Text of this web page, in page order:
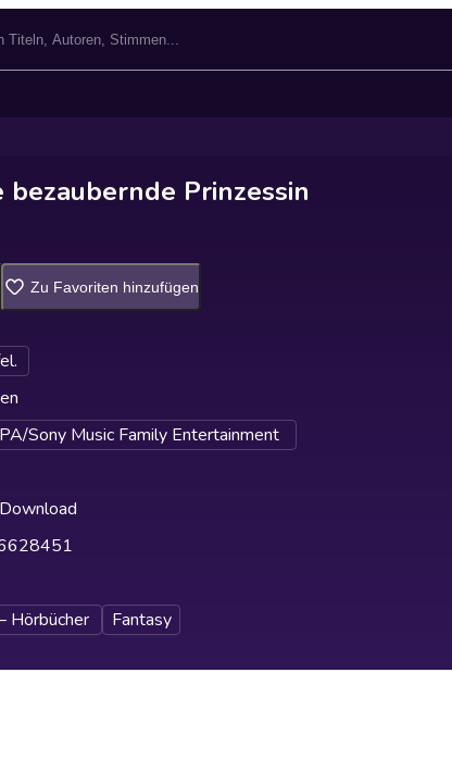
bezaubernde Prinzessin
Zu Favoriten hinzufügen
Sony Music Family Entertainment
Hörbücher Fantasy